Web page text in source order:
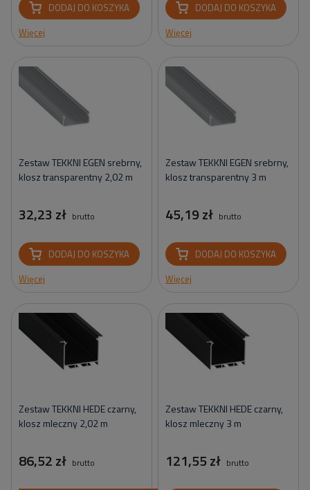
DODAJ DO KOSZYKA
Więcej
DODAJ DO KOSZYKA
Więcej
Zestaw TEKKNI EGEN srebrny,
klosz transparentny 2,02 m
32,23 zł brutto
DODAJ DO KOSZYKA
Więcej
Zestaw TEKKNI EGEN srebrny,
klosz transparentny 3 m
45,19 zł brutto
DODAJ DO KOSZYKA
Więcej
Zestaw TEKKNI HEDE czarny,
klosz mleczny 2,02 m
86,52 zł brutto
Zestaw TEKKNI HEDE czarny,
klosz mleczny 3 m
121,55 zł brutto